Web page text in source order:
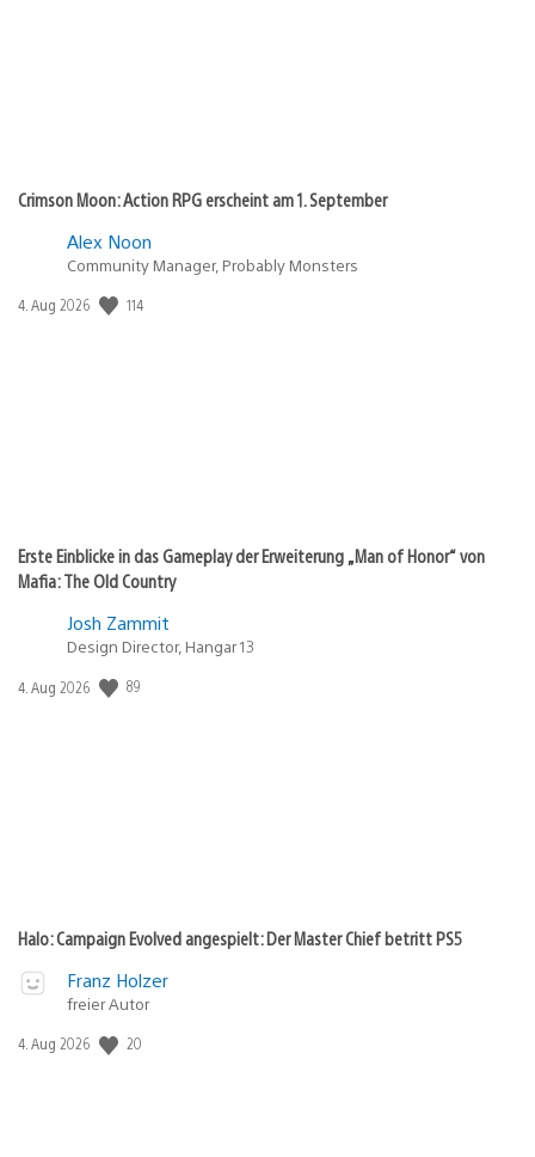
Crimson Moon: Action RPG erscheint am 1. September
Alex Noon
Community Manager, Probably Monsters
Veröffentlichungsdatum:
4. Aug 2026 114
Erste Einblicke in das Gameplay der Erweiterung „Man of Honor“ von
Mafia: The Old Country
Josh Zammit
Design Director, Hangar 13
Veröffentlichungsdatum:
4. Aug 2026 89
Halo: Campaign Evolved angespielt: Der Master Chief betritt PS5
Franz Holzer
freier Autor
Veröffentlichungsdatum:
4. Aug 2026 20